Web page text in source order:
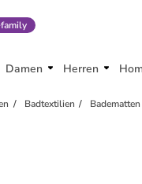
family
Damen Herren
Badtextilien Badematten